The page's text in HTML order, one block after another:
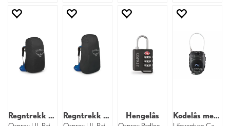
Regntrekk til sekk 30–50 liter Regntrekk til sekk 50–75 liter Hengelås Kodelås med vaier